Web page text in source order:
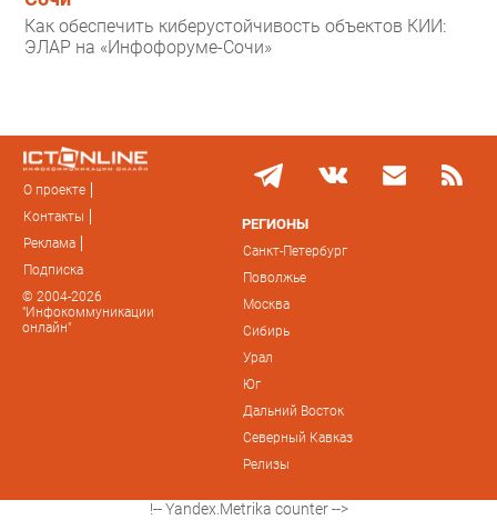
Как обеспечить киберустойчивость объектов КИИ:
ЭЛАР на «Инфофоруме-Сочи»
О проекте
Контакты
Реклама
Подписка
© 2004-2026
"Инфокоммуникации
онлайн"
РЕГИОНЫ
Санкт-Петербург
Поволжье
Москва
Сибирь
Урал
Юг
Дальний Восток
Северный Кавказ
Релизы
!-- Yandex.Metrika counter -->